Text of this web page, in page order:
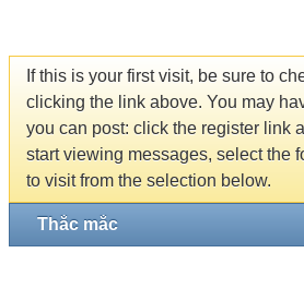
If this is your first visit, be sure to
clicking the link above. You may
you can post: click the register link
start viewing messages, select the
to visit from the selection below.
Thắc mắc